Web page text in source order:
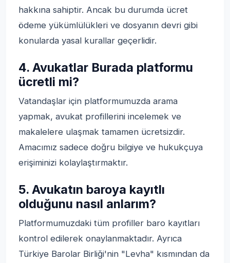
hakkına sahiptir. Ancak bu durumda ücret
ödeme yükümlülükleri ve dosyanın devri gibi
konularda yasal kurallar geçerlidir.
4. Avukatlar Burada platformu
ücretli mi?
Vatandaşlar için platformumuzda arama
yapmak, avukat profillerini incelemek ve
makalelere ulaşmak tamamen ücretsizdir.
Amacımız sadece doğru bilgiye ve hukukçuya
erişiminizi kolaylaştırmaktır.
5. Avukatın baroya kayıtlı
olduğunu nasıl anlarım?
Platformumuzdaki tüm profiller baro kayıtları
kontrol edilerek onaylanmaktadır. Ayrıca
Türkiye Barolar Birliği'nin "Levha" kısmından da